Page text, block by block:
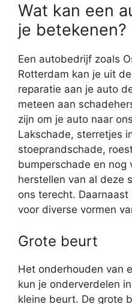
Wat kan een
je betekenen?
Een autobedrijf zoals
Rotterdam kan je uit
reparatie aan je auto
meteen aan
zijn om je auto naar
Lakschade, sterretjes
stoeprandschade,
bumperschade en nog
herstellen van al deze
ons terecht.
voor diverse vormen
Grote beurt
Het onderhouden van
kun je onderverdelen
kleine beurt. De grote